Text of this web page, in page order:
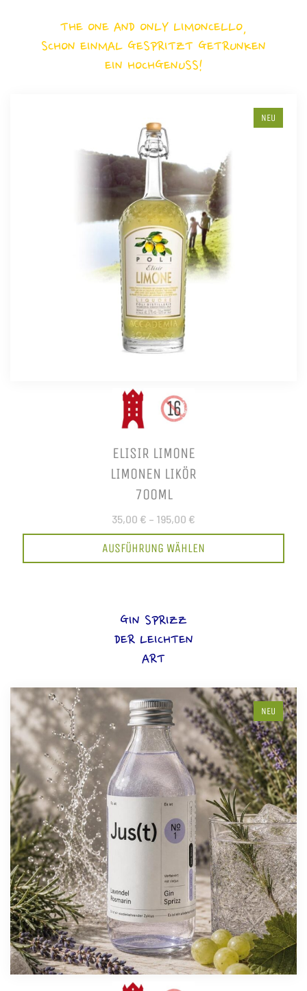
THE ONE AND ONLY LIMONCELLO,
SCHON EINMAL GESPRITZT GETRUNKEN
EIN HOCHGENUSS!
NEU
ELISIR LIMONE
LIMONEN LIKÖR
700ML
35,00 € – 195,00 €
AUSFÜHRUNG WÄHLEN
GIN SPRIZZ
DER LEICHTEN
ART
NEU